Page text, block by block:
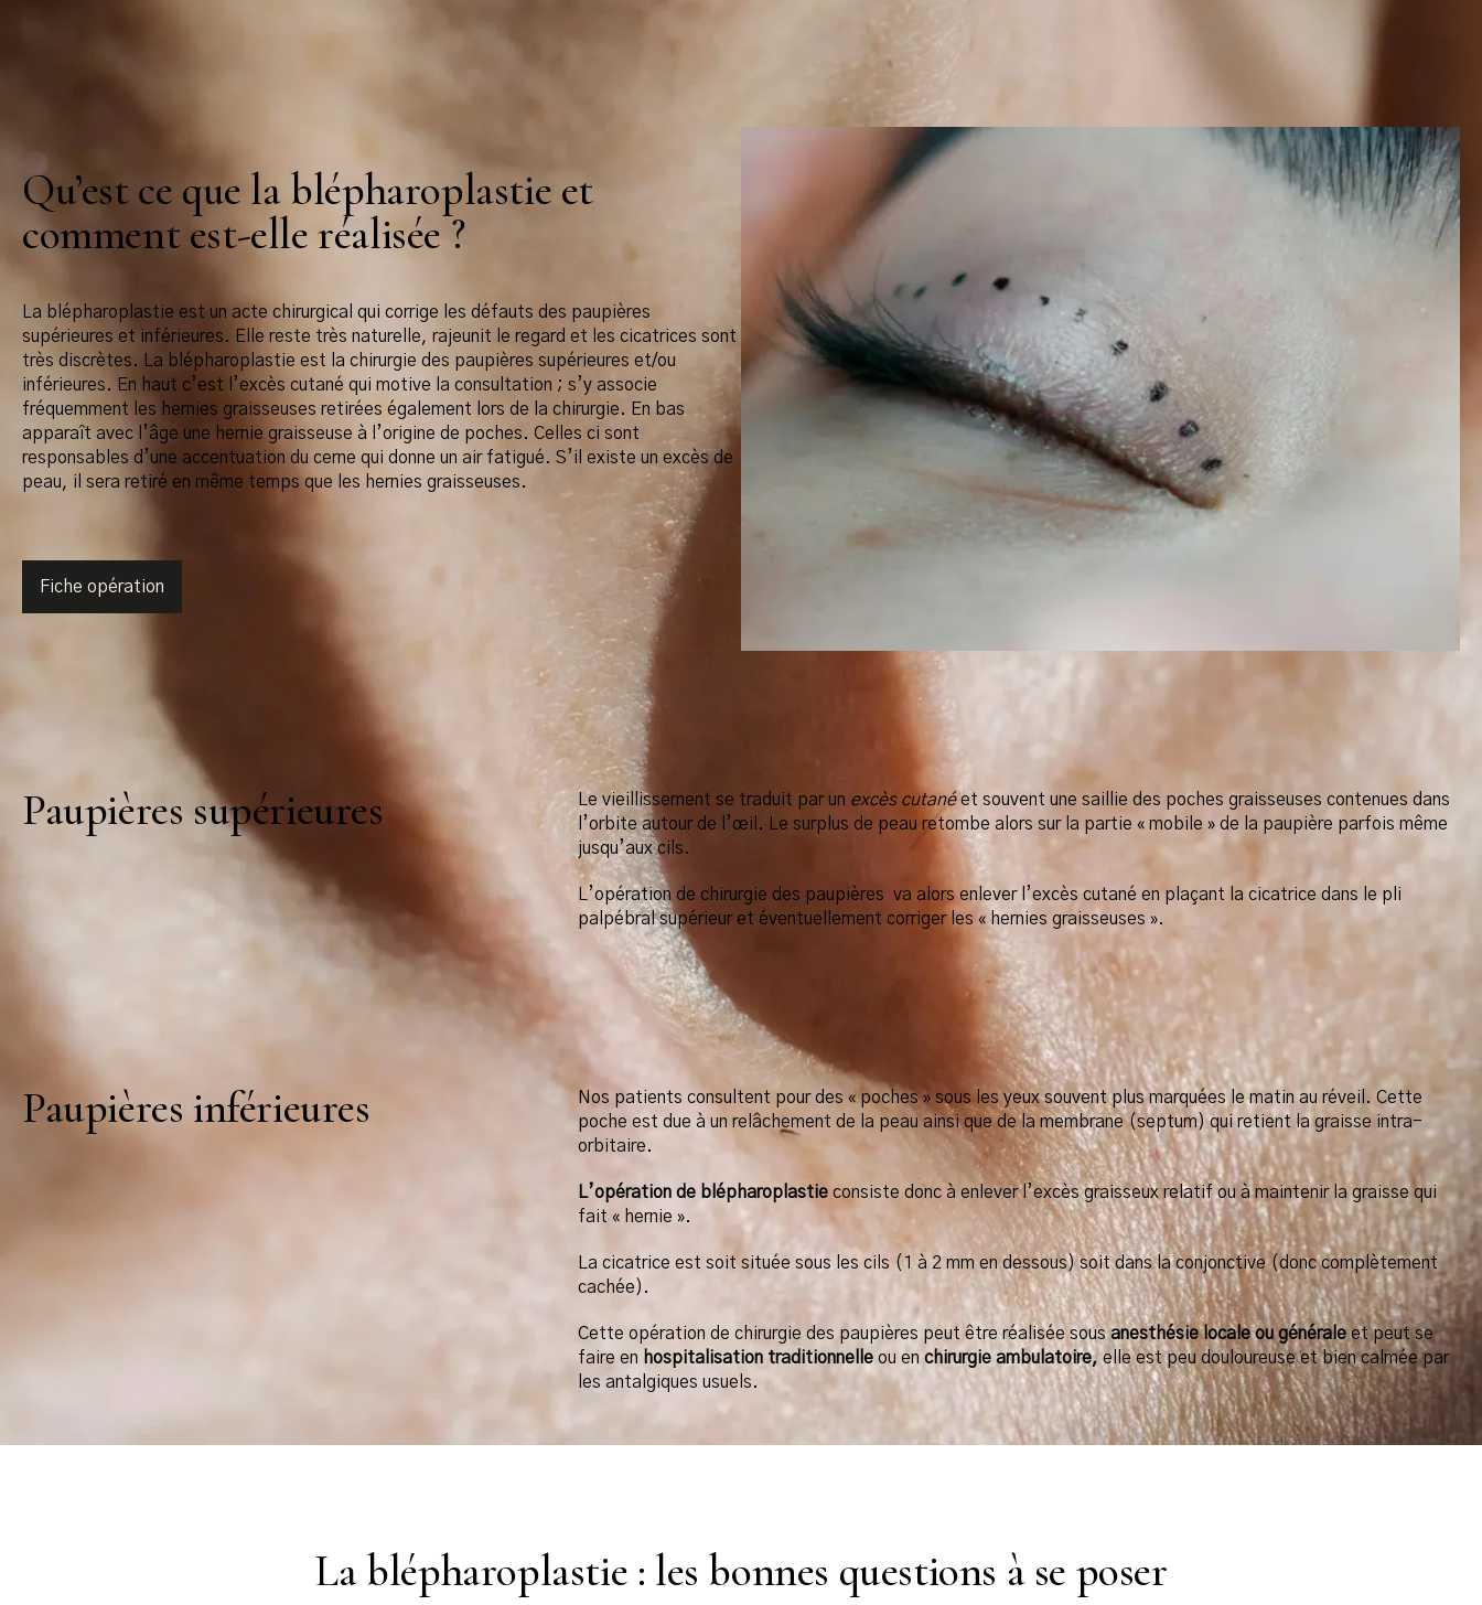
Qu’est ce que la blépharoplastie et
comment est-elle réalisée ?
La blépharoplastie est un acte chirurgical qui corrige les défauts des paupières
supérieures et inférieures. Elle reste très naturelle, rajeunit le regard et les cicatrices sont
très discrètes. La blépharoplastie est la chirurgie des paupières supérieures et/ou
inférieures. En haut c’est l’excès cutané qui motive la consultation ; s’y associe
fréquemment les hernies graisseuses retirées également lors de la chirurgie. En bas
apparaît avec l’âge une hernie graisseuse à l’origine de poches. Celles ci sont
responsables d’une accentuation du cerne qui donne un air fatigué. S’il existe un excès de
peau, il sera retiré en même temps que les hernies graisseuses.
Fiche opération
Paupières supérieures Le vieillissement se traduit par un excès cutanéet souvent une saillie des poches graisseuses contenues dans
l’orbite autour de l’œil. Le surplus de peau retombe alors sur la partie « mobile » de la paupière parfois même
jusqu’aux cils.
L’opération de chirurgie des paupières va alors enlever l’excès cutané en plaçant la cicatrice dans le pli
palpébral supérieur et éventuellement corriger les « hernies graisseuses ».
Paupières inférieures
Nos patients consultent pour des « poches » sous les yeux souvent plus marquées le matin au réveil. Cette
poche est due à un relâchement de la peau ainsi que de la membrane (septum) qui retient la graisse intra-
orbitaire.
L’opération de blépharoplastie consiste donc à enlever l’excès graisseux relatif ou à maintenir la graisse qui
fait « hernie ».
La cicatrice est soit située sous les cils (1 à 2 mm en dessous) soit dans la conjonctive (donc complètement
cachée).
Cette opération de chirurgie des paupières peut être réalisée sousanesthésie locale ou généraleet peut se
faire en hospitalisation traditionnelle ou en chirurgie ambulatoire,elle est peu douloureuse et bien calmée par
les antalgiques usuels.
La blépharoplastie : les bonnes questions à se poser